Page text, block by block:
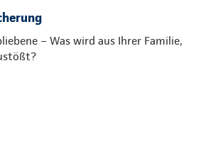
– Was wird aus Ihrer Familie,